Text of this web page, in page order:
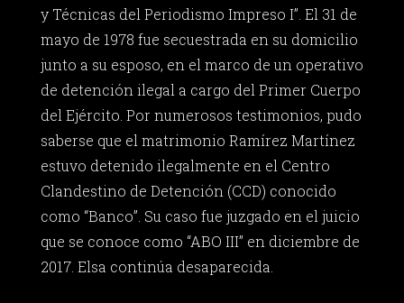
y Técnicas del Periodismo Impreso I”. El 31 de
mayo de 1978 fue secuestrada en su domicilio
junto a su esposo, en el marco de un operativo
de detención ilegal a cargo del Primer Cuerpo
del Ejército. Por numerosos testimonios, pudo
saberse que el matrimonio Ramírez Martínez
estuvo detenido ilegalmente en el Centro
Clandestino de Detención (CCD) conocido
como “Banco”. Su caso fue juzgado en el juicio
que se conoce como “ABO III” en diciembre de
2017. Elsa continúa desaparecida.